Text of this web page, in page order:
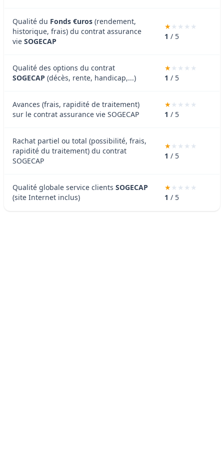
Qualité du Fonds €uros (rendement,
historique, frais) du contrat assurance
vie SOGECAP
1 / 5
Qualité des options du contrat
SOGECAP (décès, rente, handicap,...) 1 / 5
Avances (frais, rapidité de traitement)
sur le contrat assurance vie SOGECAP
1 / 5
Rachat partiel ou total (possibilité, frais,
rapidité du traitement) du contrat
SOGECAP
1 / 5
Qualité globale service clients SOGECAP
(site Internet inclus)
1 / 5